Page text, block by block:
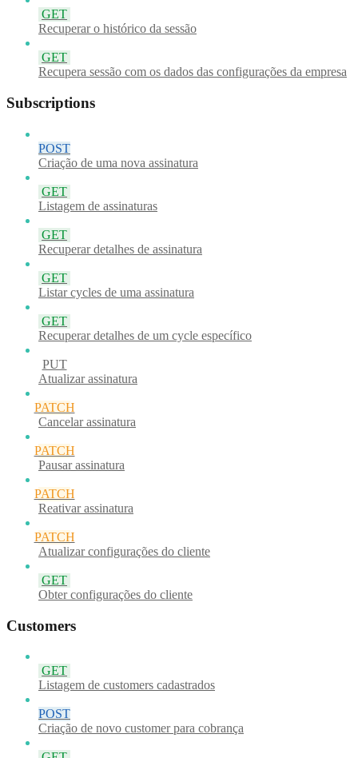
GET
Recuperar o histórico da sessão
GET
Recupera sessão com os dados das configurações da empresa
Subscriptions
POST
Criação de uma nova assinatura
GET
Listagem de assinaturas
GET
Recuperar detalhes de assinatura
GET
Listar cycles de uma assinatura
GET
Recuperar detalhes de um cycle específico
PUT
Atualizar assinatura
PATCH
Cancelar assinatura
PATCH
Pausar assinatura
PATCH
Reativar assinatura
PATCH
Atualizar configurações do cliente
GET
Obter configurações do cliente
Customers
GET
Listagem de customers cadastrados
POST
Criação de novo customer para cobrança